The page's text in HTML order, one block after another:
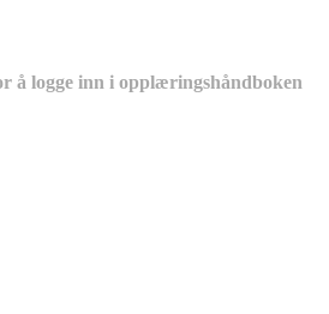
å logge inn i opplæringshåndboken